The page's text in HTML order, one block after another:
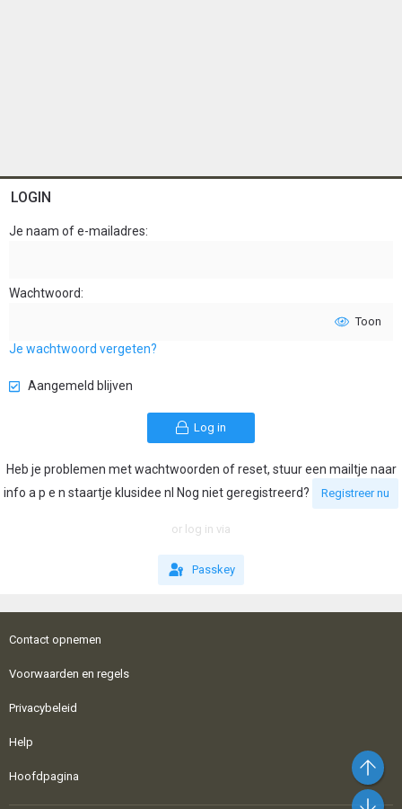
LOGIN
Je naam of e-mailadres
Wachtwoord
Toon
Je wachtwoord vergeten?
Aangemeld blijven
Log in
Heb je problemen met wachtwoorden of reset, stuur een mailtje naar
info a p e n staartje klusidee nl Nog niet geregistreerd?
Registreer nu
or log in via
Passkey
Contact opnemen
Voorwaarden en regels
Privacybeleid
Help
Hoofdpagina